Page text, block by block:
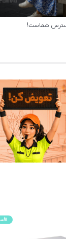
شماست!